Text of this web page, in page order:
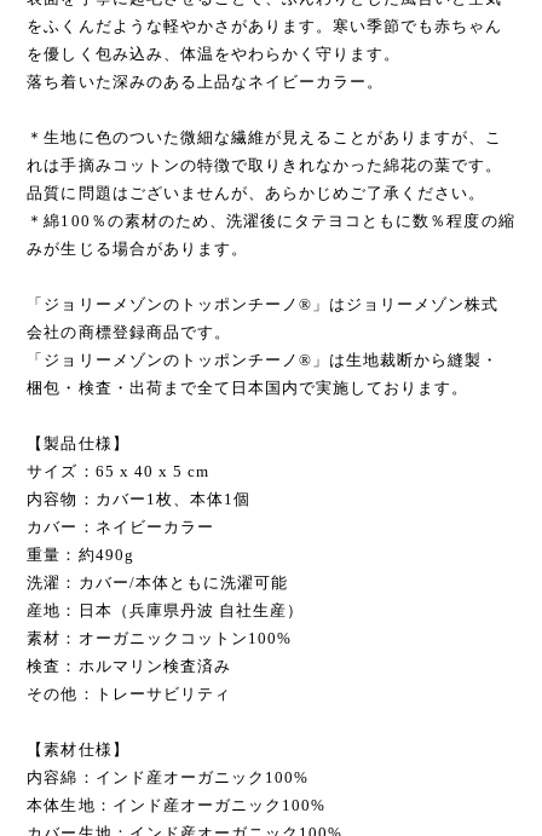
をふくんだような軽やかさがあります。寒い季節でも赤ちゃん
を優しく包み込み、体温をやわらかく守ります。
落ち着いた深みのある上品なネイビーカラー。
＊生地に色のついた微細な繊維が見えることがありますが、こ
れは手摘みコットンの特徴で取りきれなかった綿花の葉です。
品質に問題はございませんが、あらかじめご了承ください。
＊綿100％の素材のため、洗濯後にタテヨコともに数％程度の縮
みが生じる場合があります。
「ジョリーメゾンのトッポンチーノ®」はジョリーメゾン株式
会社の商標登録商品です。
「ジョリーメゾンのトッポンチーノ®」は生地裁断から縫製・
梱包・検査・出荷まで全て日本国内で実施しております。
【製品仕様】
サイズ：65 x 40 x 5 cm
内容物：カバー1枚、本体1個
カバー：ネイビーカラー
重量：約490g
洗濯：カバー/本体ともに洗濯可能
産地：日本（兵庫県丹波 自社生産）
素材：オーガニックコットン100%
検査：ホルマリン検査済み
その他：トレーサビリティ
【素材仕様】
内容綿：インド産オーガニック100%
本体生地：インド産オーガニック100%